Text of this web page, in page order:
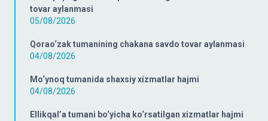
tovar aylanmasi
05/08/2026
Qorao‘zak tumanining chakana savdo tovar aylanmasi
04/08/2026
Mo‘ynoq tumanida shaxsiy xizmatlar hajmi
04/08/2026
Ellikqal’a tumani bo‘yicha ko‘rsatilgan xizmatlar hajmi